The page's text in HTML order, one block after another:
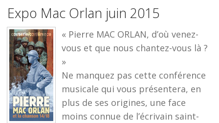
Enquêtes
Contact
Boutique
Expo Mac Orlan juin 2015
« Pierre MAC ORLAN, d’où venez-
vous et que nous chantez-vous là ?
»
Ne manquez pas cette conférence
musicale qui vous présentera, en
plus de ses origines, une face
moins connue de l’écrivain saint-